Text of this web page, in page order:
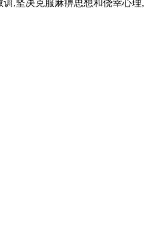
,坚决克服麻痹思想和侥幸心理,